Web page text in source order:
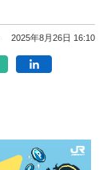
2025年8月26日 16:10